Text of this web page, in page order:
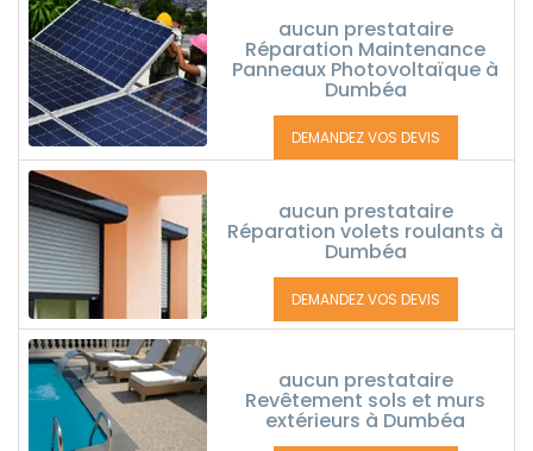
aucun prestataire
Réparation Maintenance
Panneaux Photovoltaïque à
Dumbéa
DEMANDEZ VOS DEVIS
aucun prestataire
Réparation volets roulants à
Dumbéa
DEMANDEZ VOS DEVIS
aucun prestataire
Revêtement sols et murs
extérieurs à Dumbéa